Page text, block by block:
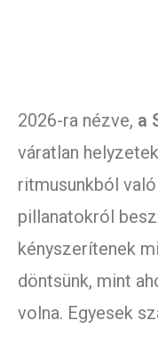
2026-ra nézve, a
váratlan
ritmusunkból
pillanatokról
kényszerítenek
döntsünk, mint
volna. Egyesek